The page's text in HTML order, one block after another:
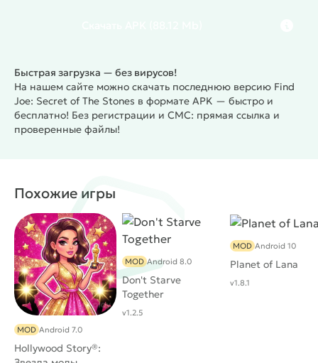
Быстрая загрузка — без вирусов!
На нашем сайте можно скачать последнюю версию Find
Joe: Secret of The Stones в формате APK — быстро и
бесплатно! Без регистрации и СМС: прямая ссылка и
проверенные файлы!
Похожие игры
Hollywood Story®:
MOD Android 7.0
Don't Starve
Together
MOD Android 8.0
v1.2.5
Planet of Lana
MOD Android 10
v1.8.1